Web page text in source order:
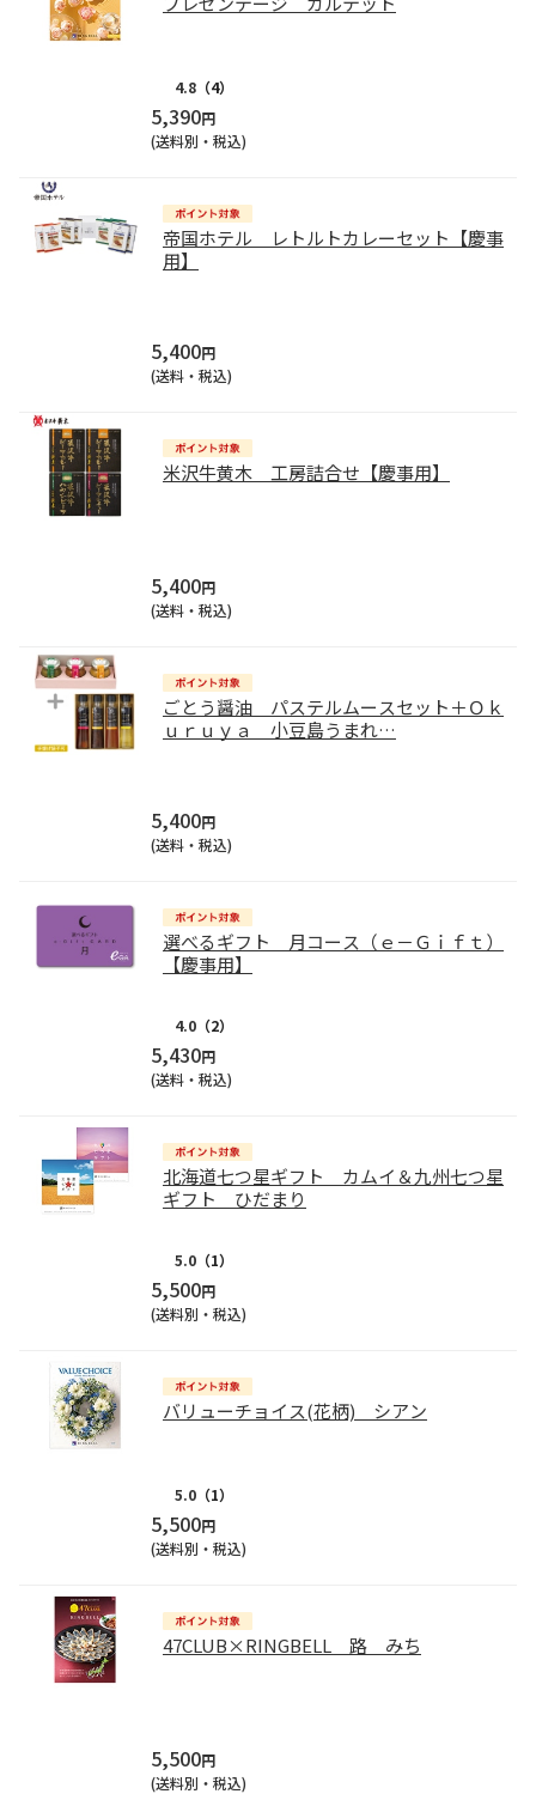
4.8 （4）
5,390円
(送料別・税込)
帝国ホテル レトルトカレーセット【慶事
用】
5,400円
(送料・税込)
米沢牛黄木 工房詰合せ【慶事用】
5,400円
(送料・税込)
ごとう醤油 パステルムースセット＋Ｏｋ
ｕｒｕｙａ 小豆島うまれ…
5,400円
(送料・税込)
選べるギフト 月コース（ｅ－Ｇｉｆｔ）
【慶事用】
4.0 （2）
5,430円
(送料・税込)
北海道七つ星ギフト カムイ＆九州七つ星
ギフト ひだまり
5.0 （1）
5,500円
(送料別・税込)
バリューチョイス(花柄) シアン
5.0 （1）
5,500円
(送料別・税込)
47CLUB×RINGBELL 路 みち
5,500円
(送料別・税込)